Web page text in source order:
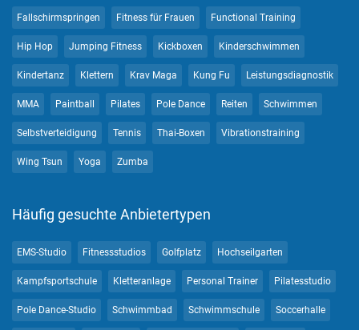
Fallschirmspringen Fitness für Frauen Functional Training
Hip Hop Jumping Fitness Kickboxen Kinderschwimmen
Kindertanz Klettern Krav Maga Kung Fu Leistungsdiagnostik
MMA Paintball Pilates Pole Dance Reiten Schwimmen
Selbstverteidigung Tennis Thai-Boxen Vibrationstraining
Wing Tsun Yoga Zumba
Häufig gesuchte Anbietertypen
EMS-Studio Fitnessstudios Golfplatz Hochseilgarten
Kampfsportschule Kletteranlage Personal Trainer Pilatesstudio
Pole Dance-Studio Schwimmbad Schwimmschule Soccerhalle